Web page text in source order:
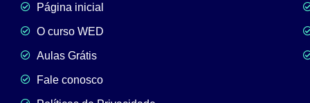
Página inicial
O curso WED
Aulas Grátis
Fale conosco